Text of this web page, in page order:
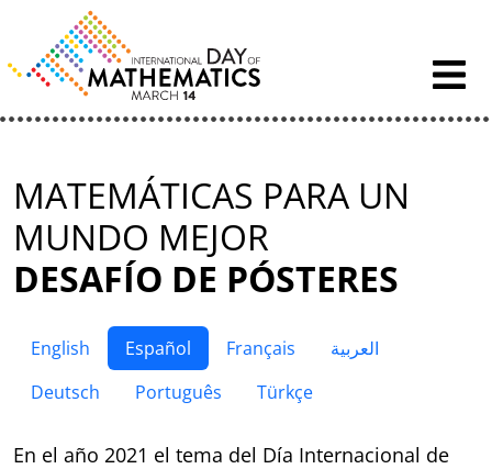
MATEMÁTICAS PARA UN
MUNDO MEJOR
DESAFÍO DE PÓSTERES
English Español Français
العربية
Deutsch
Português Türkçe
En el año 2021 el tema del Día Internacional de